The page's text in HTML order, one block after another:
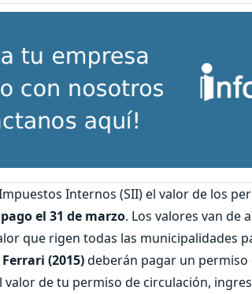
Internos (SII) el valor de los
el 31 de marzo. Los valores van de
que rigen todas las municipalidades
(2015)deberán pagar un permiso
de tu permiso de circulación,